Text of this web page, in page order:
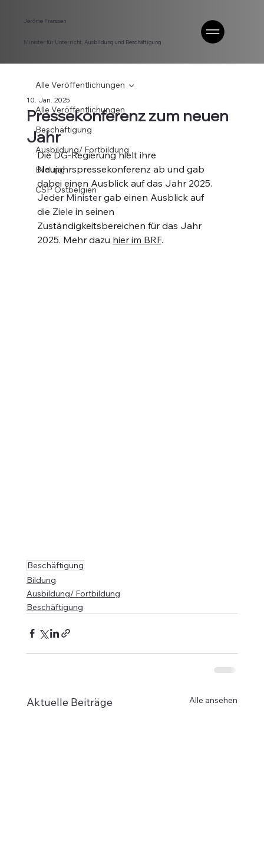
Minister für Unterricht, Ausbildung und Beschäftigung
Jérôme Franssen
Alle Veröffentlichungen
Beschäftigung
Ausbildung/ Fortbildung
Bildung
CSP Ostbelgien
Alle Veröffentlichungen
Pressekonferenz zum neuen
Jahr
10. Jan. 2025
Die DG-Regierung hielt ihre
Neujahrspressekonferenz ab und gab
dabei einen Ausblick auf das Jahr 2025.
Jeder Minister gab einen Ausblick auf
die Ziele in seinen
Zuständigkeitsbereichen für das Jahr
2025. Mehr dazu hier im BRF.
Beschäftigung
Bildung
Ausbildung/ Fortbildung
Beschäftigung
Aktuelle Beiträge Alle ansehen